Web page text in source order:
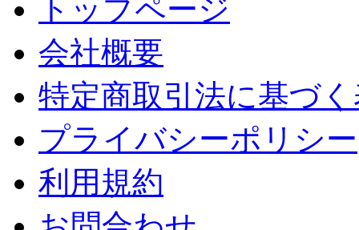
トップページ
会社概要
特定商取引法に基づ
プライバシーポリシー
利用規約